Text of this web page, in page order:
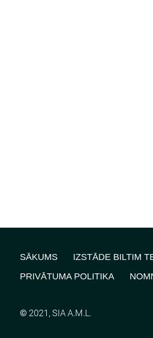
SĀKUMS IZSTĀDE BILTIM
PRIVĀTUMA POLITIKA
© 2021, SIA A.M.L.